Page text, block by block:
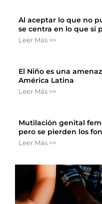
Al aceptar lo que no
se centra en lo que sí
Leer Más >>
El Niño es una
América Latina
Leer Más >>
Mutilación genital
pero se pierden los
Leer Más >>